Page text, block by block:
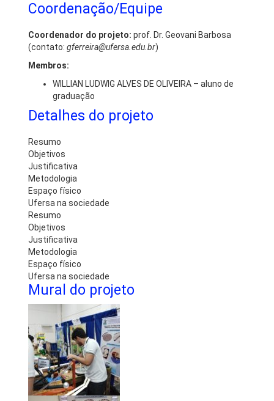
Coordenação/Equipe
Coordenador do projeto: prof. Dr. Geovani Barbosa
(contato: gferreira@ufersa.edu.br)
Membros:
WILLIAN LUDWIG ALVES DE OLIVEIRA – aluno de
graduação
Detalhes do projeto
Resumo
Objetivos
Justificativa
Metodologia
Espaço físico
Ufersa na sociedade
Resumo
Objetivos
Justificativa
Metodologia
Espaço físico
Ufersa na sociedade
Mural do projeto